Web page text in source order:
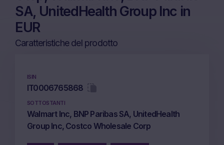
SA, UnitedHealth Group Inc in
EUR
Caratteristiche del prodotto
ISIN
IT0006765868
SOTTOSTANTI
Walmart Inc, BNP Paribas SA, UnitedHealth
Group Inc, Costco Wholesale Corp